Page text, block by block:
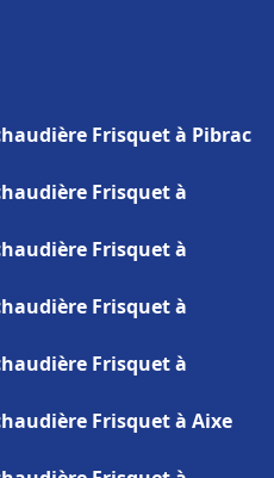
Frisquet à Pibrac
Frisquet à
Frisquet à
Frisquet à
Frisquet à
Frisquet à Aixe